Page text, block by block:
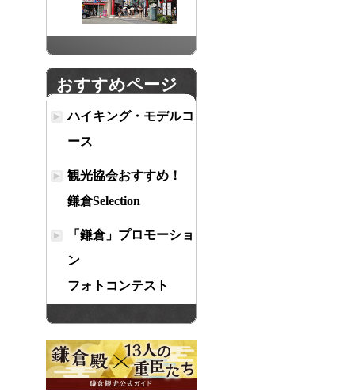
おすすめページ
ハイキング・モデルコ
ース
観光協会おすすめ！
鎌倉Selection
「鎌倉」プロモーショ
ン
フォトコンテスト